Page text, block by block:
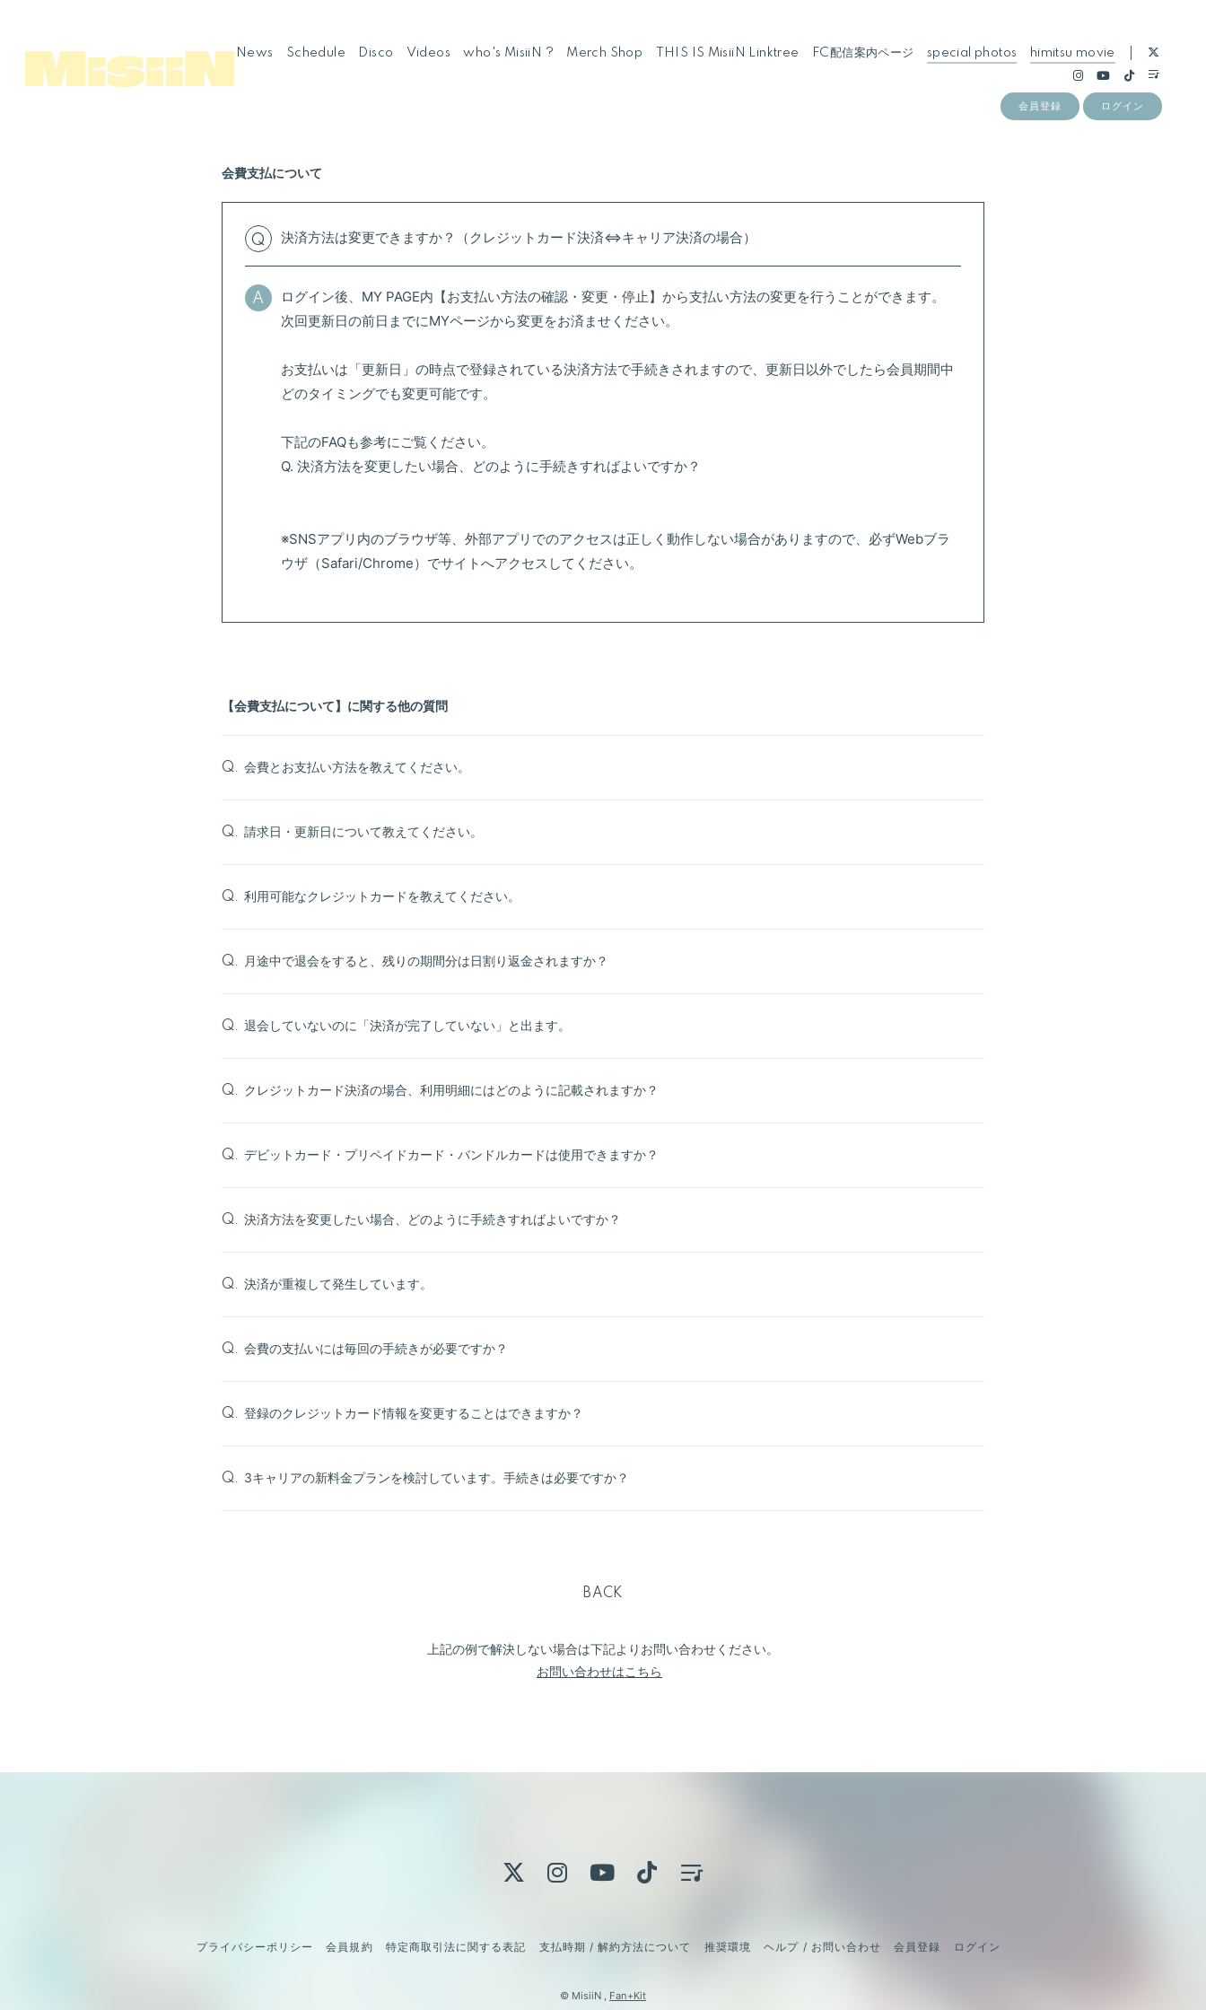
News Schedule Disco Videos who's MisiiN ? Merch Shop THIS IS MisiiN Linktree FC配信案内ページ special photos himitsu movie
会員登録 ログイン
会費支払について
Q 決済方法は変更できますか？（クレジットカード決済⇔キャリア決済の場合）
A
ログイン後、MY PAGE内【お支払い方法の確認・変更・停止】から支払い方法の変更を行うことができます。
次回更新日の前日までにMYページから変更をお済ませください。
お支払いは「更新日」の時点で登録されている決済方法で手続きされますので、更新日以外でしたら会員期間中
どのタイミングでも変更可能です。
下記のFAQも参考にご覧ください。
Q. 決済方法を変更したい場合、どのように手続きすればよいですか？
※SNSアプリ内のブラウザ等、外部アプリでのアクセスは正しく動作しない場合がありますので、必ずWebブラ
ウザ（Safari/Chrome）でサイトへアクセスしてください。
【会費支払について】に関する他の質問
Q. 会費とお支払い方法を教えてください。
Q. 請求日・更新日について教えてください。
Q. 利用可能なクレジットカードを教えてください。
Q. 月途中で退会をすると、残りの期間分は日割り返金されますか？
Q. 退会していないのに「決済が完了していない」と出ます。
Q. クレジットカード決済の場合、利用明細にはどのように記載されますか？
Q. デビットカード・プリペイドカード・バンドルカードは使用できますか？
Q. 決済方法を変更したい場合、どのように手続きすればよいですか？
Q. 決済が重複して発生しています。
Q. 会費の支払いには毎回の手続きが必要ですか？
Q. 登録のクレジットカード情報を変更することはできますか？
Q. 3キャリアの新料金プランを検討しています。手続きは必要ですか？
BACK
上記の例で解決しない場合は下記よりお問い合わせください。
お問い合わせはこちら
プライバシーポリシー 会員規約 特定商取引法に関する表記 支払時期 / 解約方法について 推奨環境 ヘルプ / お問い合わせ 会員登録 ログイン
© MisiiN , Fan+Kit